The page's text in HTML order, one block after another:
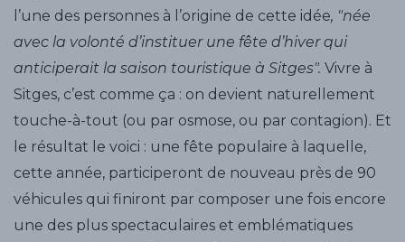
l’une des personnes à l’origine de cette idée, "née
avec la volonté d’instituer une fête d’hiver qui
anticiperait la saison touristique à Sitges". Vivre à
Sitges, c’est comme ça : on devient naturellement
touche-à-tout (ou par osmose, ou par contagion). Et
le résultat le voici : une fête populaire à laquelle,
cette année, participeront de nouveau près de 90
véhicules qui finiront par composer une fois encore
une des plus spectaculaires et emblématiques